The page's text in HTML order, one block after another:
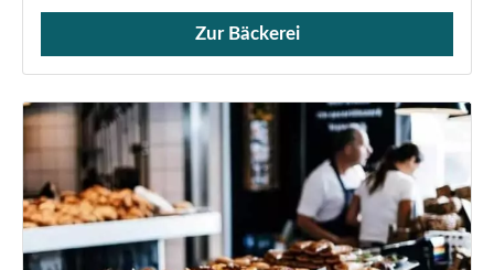
Verkauf von Brötchen,
Zur Bäckerei